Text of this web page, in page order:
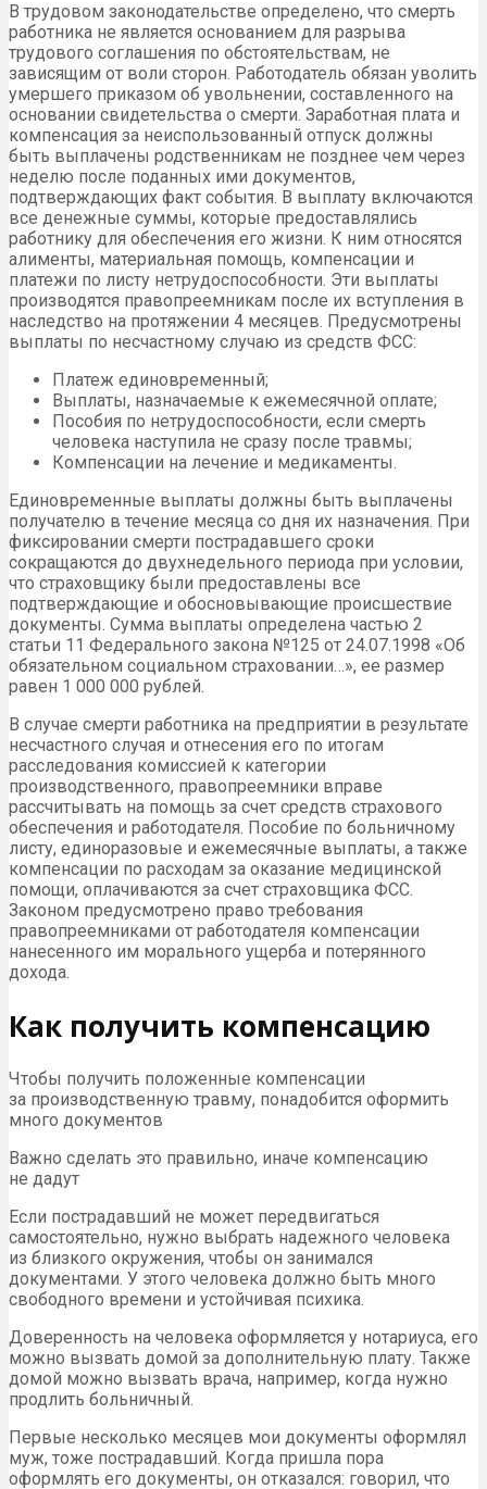
В трудовом законодательстве определено, что смерть
работника не является основанием для разрыва
трудового соглашения по обстоятельствам, не
зависящим от воли сторон. Работодатель обязан уволить
умершего приказом об увольнении, составленного на
основании свидетельства о смерти. Заработная плата и
компенсация за неиспользованный отпуск должны
быть выплачены родственникам не позднее чем через
неделю после поданных ими документов,
подтверждающих факт события. В выплату включаются
все денежные суммы, которые предоставлялись
работнику для обеспечения его жизни. К ним относятся
алименты, материальная помощь, компенсации и
платежи по листу нетрудоспособности. Эти выплаты
производятся правопреемникам после их вступления в
наследство на протяжении 4 месяцев. Предусмотрены
выплаты по несчастному случаю из средств ФСС:
Платеж единовременный;
Выплаты, назначаемые к ежемесячной оплате;
Пособия по нетрудоспособности, если смерть
человека наступила не сразу после травмы;
Компенсации на лечение и медикаменты.
Единовременные выплаты должны быть выплачены
получателю в течение месяца со дня их назначения. При
фиксировании смерти пострадавшего сроки
сокращаются до двухнедельного периода при условии,
что страховщику были предоставлены все
подтверждающие и обосновывающие происшествие
документы. Сумма выплаты определена частью 2
статьи 11 Федерального закона №125 от 24.07.1998 «Об
обязательном социальном страховании…», ее размер
равен 1 000 000 рублей.
В случае смерти работника на предприятии в результате
несчастного случая и отнесения его по итогам
расследования комиссией к категории
производственного, правопреемники вправе
рассчитывать на помощь за счет средств страхового
обеспечения и работодателя. Пособие по больничному
листу, единоразовые и ежемесячные выплаты, а также
компенсации по расходам за оказание медицинской
помощи, оплачиваются за счет страховщика ФСС.
Законом предусмотрено право требования
правопреемниками от работодателя компенсации
нанесенного им морального ущерба и потерянного
дохода.
Как получить компенсацию
Чтобы получить положенные компенсации
за производственную травму, понадобится оформить
много документов
Важно сделать это правильно, иначе компенсацию
не дадут
Если пострадавший не может передвигаться
самостоятельно, нужно выбрать надежного человека
из близкого окружения, чтобы он занимался
документами. У этого человека должно быть много
свободного времени и устойчивая психика.
Доверенность на человека оформляется у нотариуса, его
можно вызвать домой за дополнительную плату. Также
домой можно вызвать врача, например, когда нужно
продлить больничный.
Первые несколько месяцев мои документы оформлял
муж, тоже пострадавший. Когда пришла пора
оформлять его документы, он отказался: говорил, что